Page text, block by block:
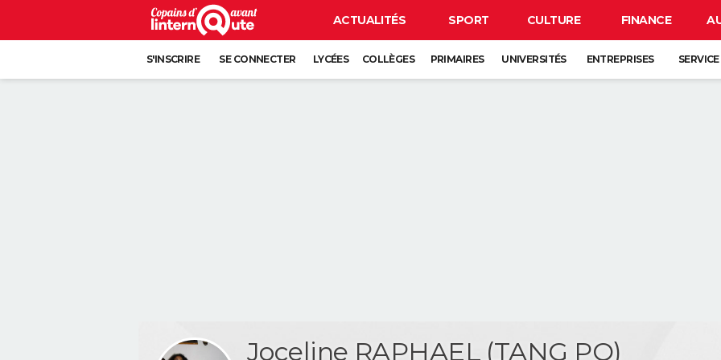
ACTUALITÉS SPORT CULTURE FINANCE
S'INSCRIRE SE CONNECTER LYCÉES COLLÈGES PRIMAIRES UNIVERSITÉS ENTREPRISES
Joceline RAPHAEL (TANG PO)